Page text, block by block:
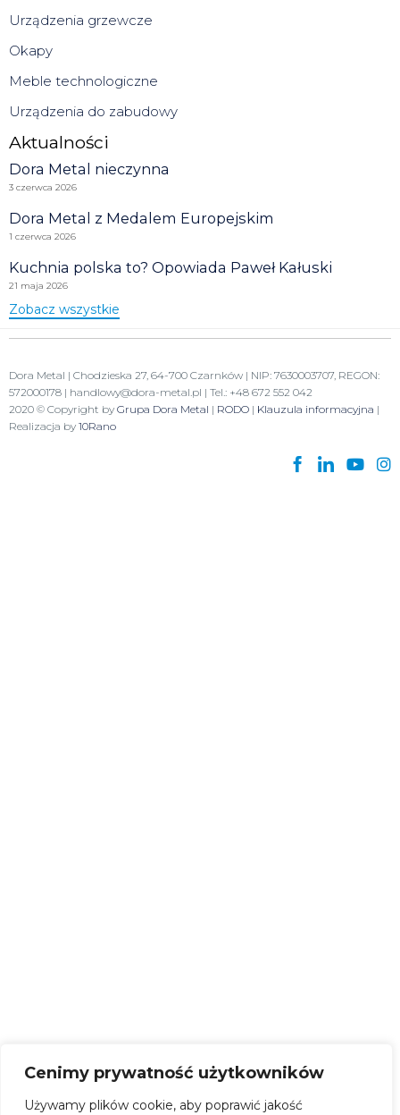
Cenimy prywatność użytkowników
Używamy plików cookie, aby poprawić jakość
Urządzenia grzewcze
Okapy
Meble technologiczne
Urządzenia do zabudowy
Aktualności
Dora Metal nieczynna
3 czerwca 2026
Dora Metal z Medalem Europejskim
1 czerwca 2026
Kuchnia polska to? Opowiada Paweł Kałuski
21 maja 2026
Zobacz wszystkie
Dora Metal | Chodzieska 27, 64-700 Czarnków | NIP: 7630003707, REGON:
572000178 | handlowy@dora-metal.pl | Tel.: +48 672 552 042
2020 © Copyright by Grupa Dora Metal | RODO | Klauzula informacyjna |
Realizacja by 10Rano